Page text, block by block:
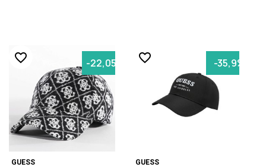
GUESS
-22,05%
favorite_border
GUESS
-35,9%
favorite_border